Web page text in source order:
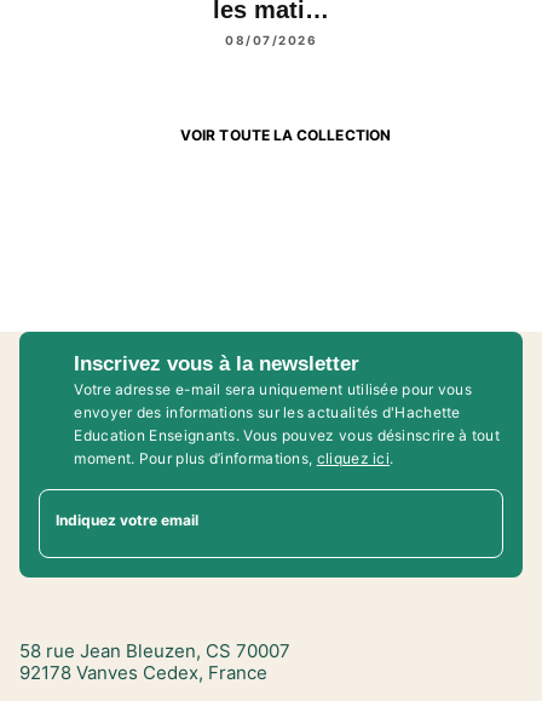
les mati…
08/07/2026
VOIR TOUTE LA COLLECTION
Inscrivez vous à la newsletter
Votre adresse e-mail sera uniquement utilisée pour vous
envoyer des informations sur les actualités d'Hachette
Education Enseignants. Vous pouvez vous désinscrire à tout
moment. Pour plus d’informations, cliquez ici.
Indiquez votre email
58 rue Jean Bleuzen, CS 70007
92178 Vanves Cedex, France